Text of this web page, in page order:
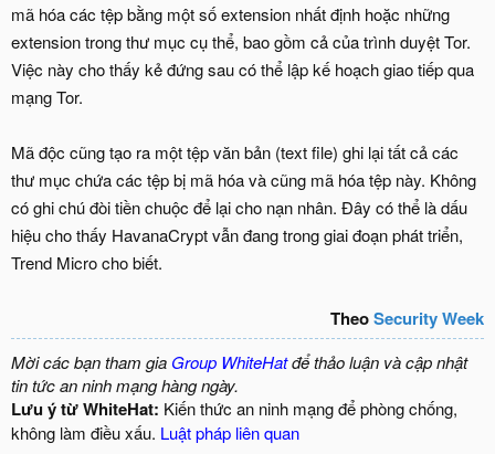
mã hóa các tệp bằng một số extension nhất định hoặc những
extension trong thư mục cụ thể, bao gồm cả của trình duyệt Tor.
Việc này cho thấy kẻ đứng sau có thể lập kế hoạch giao tiếp qua
mạng Tor.
Mã độc cũng tạo ra một tệp văn bản (text file) ghi lại tất cả các
thư mục chứa các tệp bị mã hóa và cũng mã hóa tệp này. Không
có ghi chú đòi tiền chuộc để lại cho nạn nhân. Đây có thể là dấu
hiệu cho thấy HavanaCrypt vẫn đang trong giai đoạn phát triển,
Trend Micro cho biết.
TheoSecurity Week
Mời các bạn tham gia Group WhiteHatđể thảo luận và cập nhật
tin tức an ninh mạng hàng ngày.
Lưu ý từ WhiteHat: Kiến thức an ninh mạng để phòng chống,
không làm điều xấu. Luật pháp liên quan